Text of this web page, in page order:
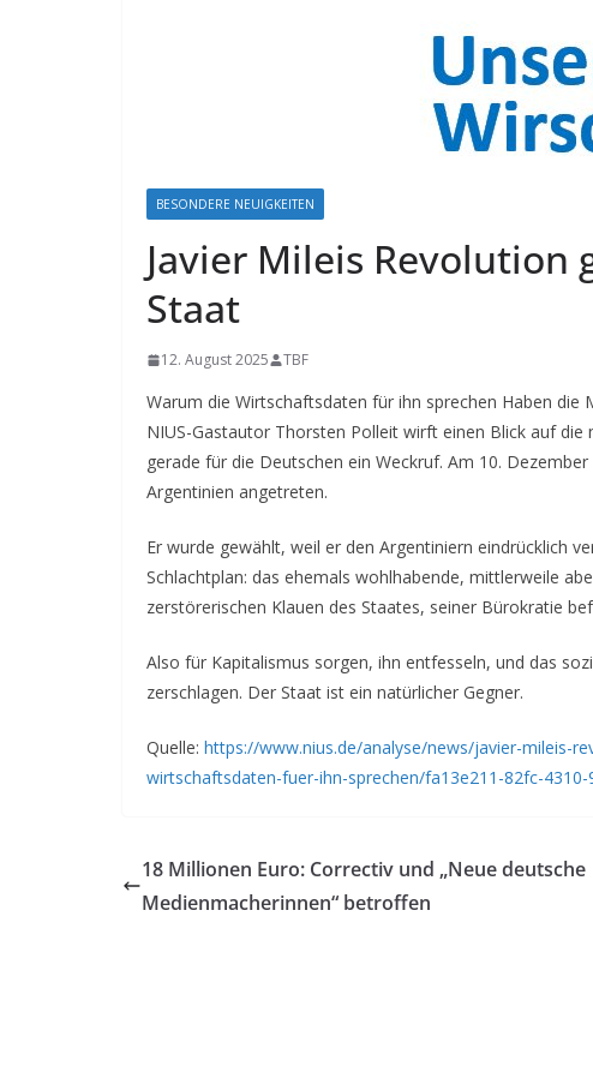
BESONDERE NEUIGKEITEN
Javier Mileis
Staat
12. August 2025 TBF
Warum die Wirtschaftsdaten für ihn sprechen Haben die
NIUS-Gastautor Thorsten Polleit wirft einen Blick auf die
gerade für die Deutschen ein Weckruf. Am 10.
Argentinien angetreten.
Er wurde gewählt, weil er den Argentiniern eindrücklich
Schlachtplan: das ehemals wohlhabende, mittlerweile
zerstörerischen Klauen des Staates, seiner Bürokratie
Also für Kapitalismus sorgen, ihn entfesseln, und das
zerschlagen. Der Staat ist ein natürlicher Gegner.
Quelle: https://www.nius.de/analyse/news/javier-mileis-
wirtschaftsdaten-fuer-ihn-sprechen/fa13e211-82fc-4310-
18 Millionen Euro: Correctiv und „Neue deutsche
Medienmacherinnen“ betroffen